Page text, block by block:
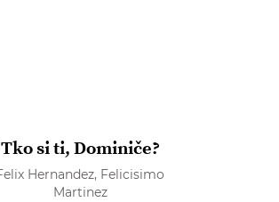
Tko si ti, Dominiče?
Hernandez, Felicisimo
Martinez